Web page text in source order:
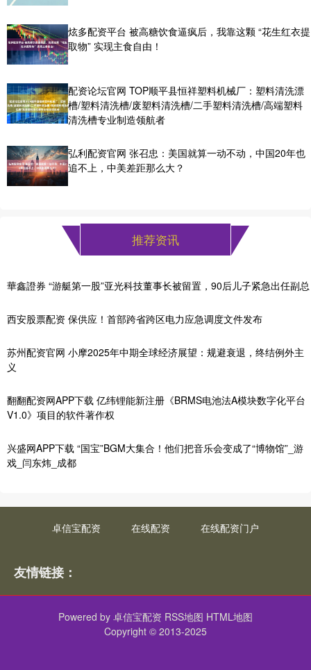
炫多配资平台 被高糖饮食逼疯后，我靠这颗 “花生红衣提
取物” 实现主食自由！
配资论坛官网 TOP顺平县恒祥塑料机械厂：塑料清洗漂
槽/塑料清洗槽/废塑料清洗槽/二手塑料清洗槽/高端塑料
清洗槽专业制造领航者
弘利配资官网 张召忠：美国就算一动不动，中国20年也
追不上，中美差距那么大？
推荐资讯
華鑫證券 “游艇第一股”亚光科技董事长被留置，90后儿子紧急出任副总
西安股票配资 保供应！首部跨省跨区电力应急调度文件发布
苏州配资官网 小摩2025年中期全球经济展望：规避衰退，终结例外主
义
翻翻配资网APP下载 亿纬锂能新注册《BRMS电池法A模块数字化平台
V1.0》项目的软件著作权
兴盛网APP下载 “国宝”BGM大集合！他们把音乐会变成了“博物馆”_游
戏_闫东炜_成都
卓信宝配资 在线配资 在线配资门户
友情链接：
Powered by 卓信宝配资 RSS地图 HTML地图
Copyright © 2013-2025